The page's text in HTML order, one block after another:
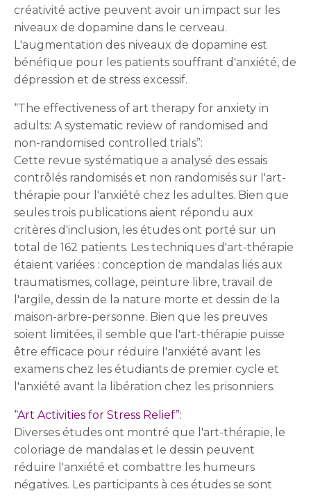
créativité active peuvent avoir un impact sur les
niveaux de dopamine dans le cerveau.
L'augmentation des niveaux de dopamine est
bénéfique pour les patients souffrant d'anxiété, de
dépression et de stress excessif.
“The effectiveness of art therapy for anxiety in
adults: A systematic review of randomised and
non-randomised controlled trials”:
Cette revue systématique a analysé des essais
contrôlés randomisés et non randomisés sur l'art-
thérapie pour l'anxiété chez les adultes. Bien que
seules trois publications aient répondu aux
critères d'inclusion, les études ont porté sur un
total de 162 patients. Les techniques d'art-thérapie
étaient variées : conception de mandalas liés aux
traumatismes, collage, peinture libre, travail de
l'argile, dessin de la nature morte et dessin de la
maison-arbre-personne. Bien que les preuves
soient limitées, il semble que l'art-thérapie puisse
être efficace pour réduire l'anxiété avant les
examens chez les étudiants de premier cycle et
l'anxiété avant la libération chez les prisonniers.
“Art Activities for Stress Relief”:
Diverses études ont montré que l'art-thérapie, le
coloriage de mandalas et le dessin peuvent
réduire l'anxiété et combattre les humeurs
négatives. Les participants à ces études se sont